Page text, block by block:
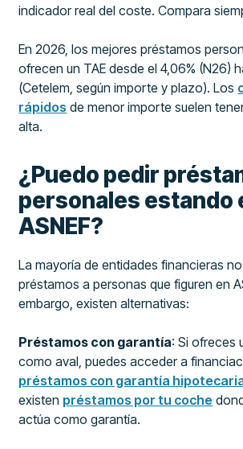
indicador real del coste. Compara
En 2026, los mejores préstamos
ofrecen un TAE desde el 4,06% (N26)
(Cetelem, según importe y plazo). Los
rápidos de menor importe suelen
alta.
¿Puedo pedir
personales estando
ASNEF?
La mayoría de entidades financieras
préstamos a personas que figuren en
embargo, existen alternativas:
Préstamos con garantía: Si ofreces
como aval, puedes acceder a
préstamos con garantía
existen préstamos por tu coche
actúa como garantía.